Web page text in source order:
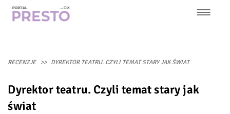
Przejdź
nawigacja
RECENZJE DYREKTOR TEATRU. CZYLI TEMAT STARY JAK ŚWIAT
Dyrektor teatru. Czyli temat stary jak
świat